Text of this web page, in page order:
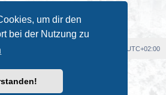
um dir den
bei der Nutzung zu
Forumnichtändern.
Forum
nicht löschen.
UTC+02:00
® Forum Software © phpBB Limited
Übersetzung durch
e.V
Fusion Festival